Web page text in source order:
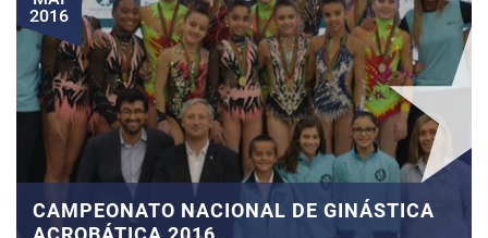
2016
CAMPEONATO NACIONAL DE GINÁSTICA